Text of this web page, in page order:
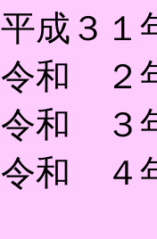
平成３１
令和 ２
令和 ３
令和 ４